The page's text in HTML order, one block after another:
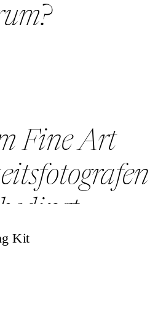
Fine Art